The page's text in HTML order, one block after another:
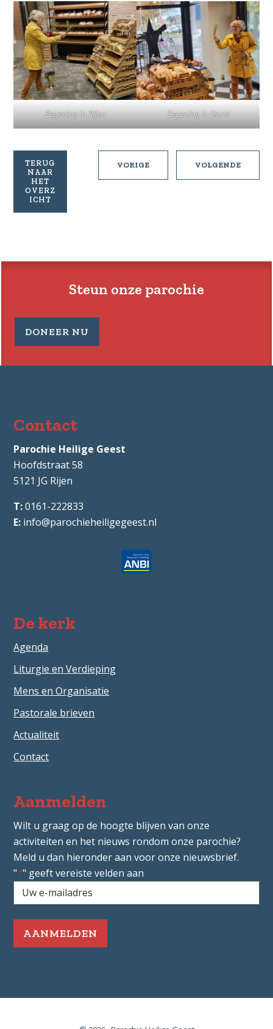
Zegening in Rijen Zegening in Dorst
TERUG
NAAR
HET
OVERZ
ICHT
VORIGEDIE
VOLGENDEBLACK
Steun onze parochie
DONEER NU
Contact
Parochie Heilige Geest
Hoofdstraat 58
5121 JG Rijen
0161-222833
info@parochieheiligegeest.nl
De kerk
Agenda
Liturgie en Verdieping
Mens en Organisatie
Pastorale brieven
Actualiteit
Contact
Aanmelden
Wilt u graag op de hoogte blijven van onze
activiteiten en het nieuws rondom onze parochie?
Meld u dan hieronder aan voor onze nieuwsbrief.
"*" geeft vereiste velden aan
Uw
e-
mailadres
Vereist